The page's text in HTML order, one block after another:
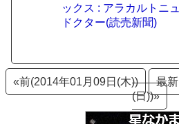
ックス : アラカルトニ
ドクター(読売新聞)
«前(2014年01月09日(木)) 最新
(日))»